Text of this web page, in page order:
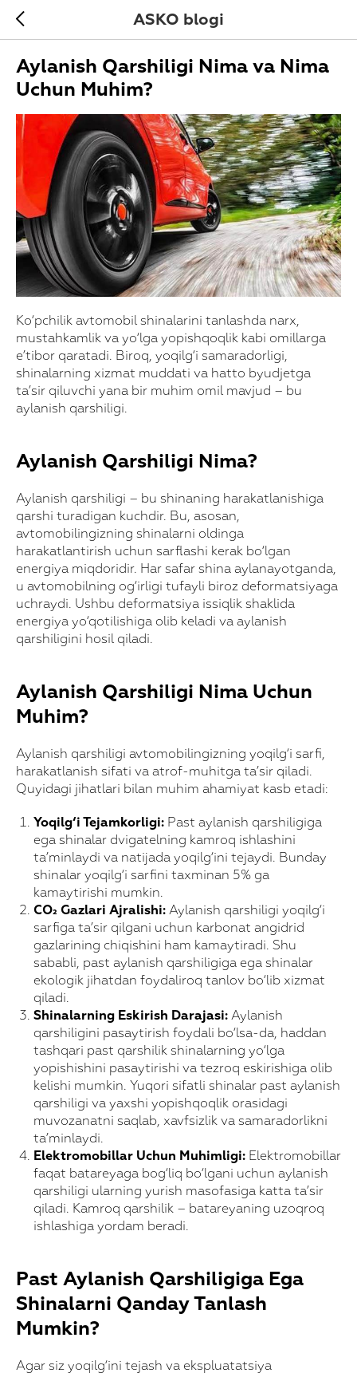
ASKO blogi
Aylanish Qarshiligi Nima va Nima
Uchun Muhim?
Ko‘pchilik avtomobil shinalarini tanlashda narx,
mustahkamlik va yo‘lga yopishqoqlik kabi omillarga
e’tibor qaratadi. Biroq, yoqilg‘i samaradorligi,
shinalarning xizmat muddati va hatto byudjetga
ta’sir qiluvchi yana bir muhim omil mavjud – bu
aylanish qarshiligi.
Aylanish Qarshiligi Nima?
Aylanish qarshiligi – bu shinaning harakatlanishiga
qarshi turadigan kuchdir. Bu, asosan,
avtomobilingizning shinalarni oldinga
harakatlantirish uchun sarflashi kerak bo‘lgan
energiya miqdoridir. Har safar shina aylanayotganda,
u avtomobilning og‘irligi tufayli biroz deformatsiyaga
uchraydi. Ushbu deformatsiya issiqlik shaklida
energiya yo‘qotilishiga olib keladi va aylanish
qarshiligini hosil qiladi.
Aylanish Qarshiligi Nima Uchun
Muhim?
Aylanish qarshiligi avtomobilingizning yoqilg‘i sarfi,
harakatlanish sifati va atrof-muhitga ta’sir qiladi.
Quyidagi jihatlari bilan muhim ahamiyat kasb etadi:
Yoqilg‘i Tejamkorligi: Past aylanish qarshiligiga
ega shinalar dvigatelning kamroq ishlashini
ta’minlaydi va natijada yoqilg‘ini tejaydi. Bunday
shinalar yoqilg‘i sarfini taxminan 5% ga
kamaytirishi mumkin.
CO₂ Gazlari Ajralishi: Aylanish qarshiligi yoqilg‘i
sarfiga ta’sir qilgani uchun karbonat angidrid
gazlarining chiqishini ham kamaytiradi. Shu
sababli, past aylanish qarshiligiga ega shinalar
ekologik jihatdan foydaliroq tanlov bo‘lib xizmat
qiladi.
Shinalarning Eskirish Darajasi: Aylanish
qarshiligini pasaytirish foydali bo‘lsa-da, haddan
tashqari past qarshilik shinalarning yo‘lga
yopishishini pasaytirishi va tezroq eskirishiga olib
kelishi mumkin. Yuqori sifatli shinalar past aylanish
qarshiligi va yaxshi yopishqoqlik orasidagi
muvozanatni saqlab, xavfsizlik va samaradorlikni
ta’minlaydi.
Elektromobillar Uchun Muhimligi: Elektromobillar
faqat batareyaga bog‘liq bo‘lgani uchun aylanish
qarshiligi ularning yurish masofasiga katta ta’sir
qiladi. Kamroq qarshilik – batareyaning uzoqroq
ishlashiga yordam beradi.
Past Aylanish Qarshiligiga Ega
Shinalarni Qanday Tanlash
Mumkin?
Agar siz yoqilg‘ini tejash va ekspluatatsiya